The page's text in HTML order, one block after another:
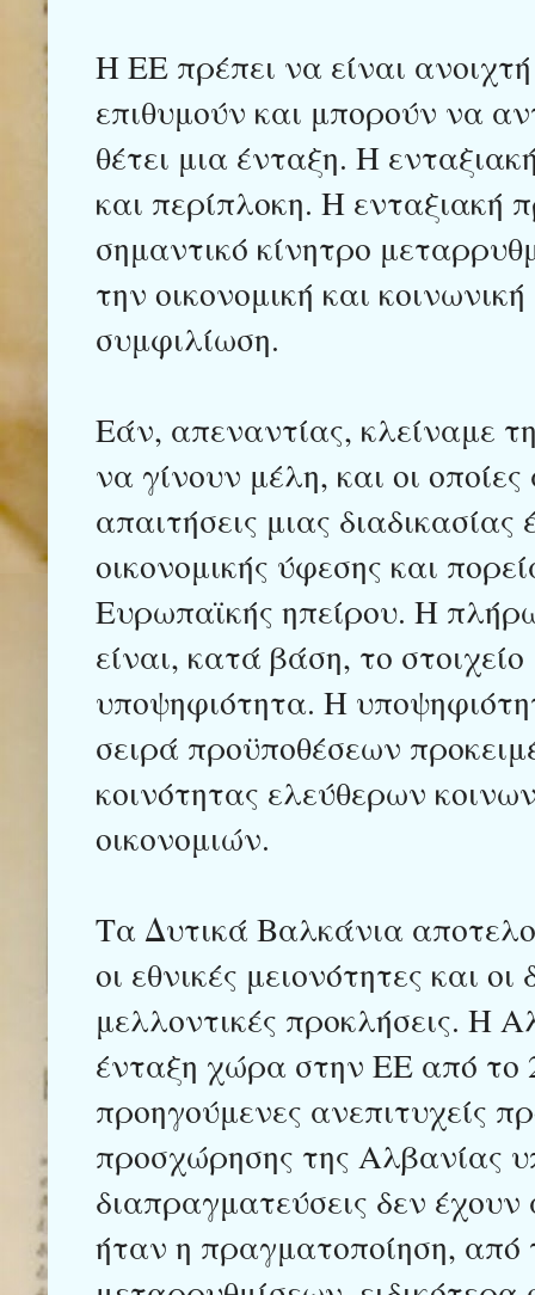
Η ΕΕ πρέπει να είναι
επιθυμούν και μπορούν να
θέτει μια ένταξη. Η
και περίπλοκη. Η ενταξιακή
σημαντικό κίνητρο
την οικονομική και
συμφιλίωση.
Εάν, απεναντίας, κλείναμε
να γίνουν μέλη, και οι
απαιτήσεις μιας
οικονομικής ύφεσης και
Ευρωπαϊκής ηπείρου. Η
είναι, κατά βάση, το
υποψηφιότητα. Η
σειρά προϋποθέσεων
κοινότητας ελεύθερων
οικονομιών.
Τα Δυτικά Βαλκάνια
οι εθνικές μειονότητες και
μελλοντικές προκλήσεις. Η
ένταξη χώρα στην ΕΕ από το
προηγούμενες ανεπιτυχείς
προσχώρησης της Αλβανίας
διαπραγματεύσεις δεν
ήταν η πραγματοποίηση, από